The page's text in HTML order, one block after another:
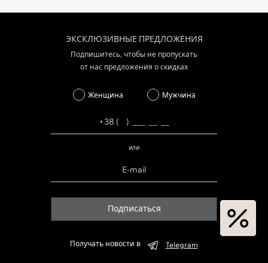
ЭКСКЛЮЗИВНЫЕ ПРЕДЛОЖЕНИЯ
Подпишитесь, чтобы не пропускать
от нас предложения о скидках
Женщина Мужчина
или
Подписаться
Получать новости в Telegram